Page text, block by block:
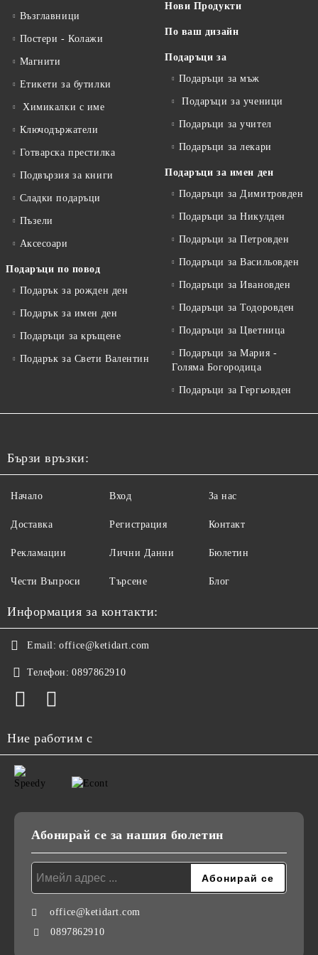
Възглавници
Постери - Колажи
Магнити
Етикети за бутилки
Химикалки с име
Ключодържатели
Готварска престилка
Подвързия за книги
Сладки подаръци
Пъзели
Аксесоари
Подаръци по повод
Подарък за рожден ден
Подарък за имен ден
Подаръци за кръщене
Подарък за Свети Валентин
Нови Продукти
По ваш дизайн
Подаръци за
Подаръци за мъж
Подаръци за ученици
Подаръци за учител
Подаръци за лекари
Подаръци за имен ден
Подаръци за Димитровден
Подаръци за Никулден
Подаръци за Петровден
Подаръци за Васильовден
Подаръци за Ивановден
Подаръци за Тодоровден
Подаръци за Цветница
Подаръци за Мария -
Голяма Богородица
Подаръци за Гергьовден
Бързи връзки:
Начало
Доставка
Рекламации
Чести Въпроси
Вход
Регистрация
Лични Данни
Търсене
За нас
Контакт
Бюлетин
Блог
Информация за контакти:
Email: office@ketidart.com
Телефон: 0897862910
Ние работим с
Абонирай се за нашия бюлетин
office@ketidart.com
0897862910